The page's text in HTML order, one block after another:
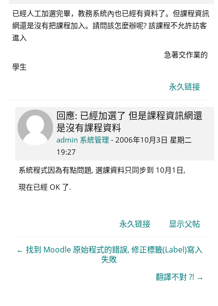
已經人工加選完畢，教務系統內也已經有資料了。但課程資訊
網還是沒有把課程加入。請問該怎麼辦呢? 該課程不允許訪客
進入
急著交作業的
學生
永久链接
回
复
95325526
吳
聰
回應: 已經加選了 但是課程資訊網還
是沒有課程資料
admin 系統管理 -2006年10月3日 星期二
19:27
系統程式因為有點問題, 選課資料只同步到 10月1日,
現在已經 OK 了.
永久链接 显示父帖
← 找到 Moodle 原始程式的錯誤, 修正標籤(Label)寫入
失敗
翻譯不對 ?! →